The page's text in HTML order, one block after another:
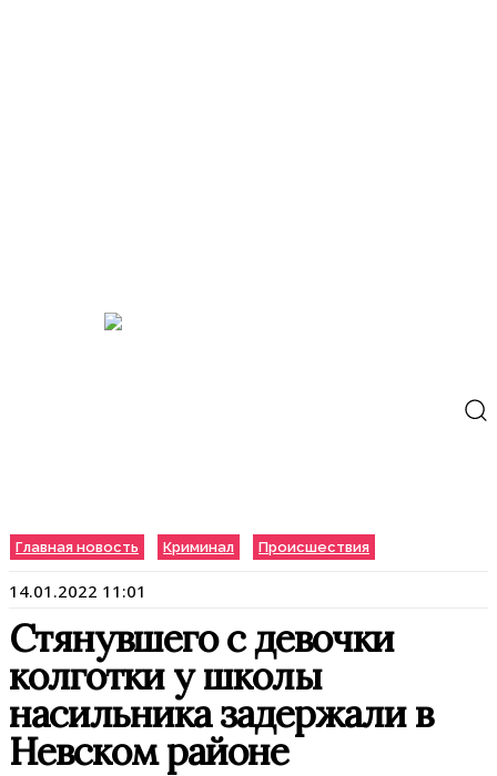
Главная новость Криминал Происшествия
14.01.2022 11:01
Стянувшего с девочки
колготки у школы
насильника задержали в
Невском районе